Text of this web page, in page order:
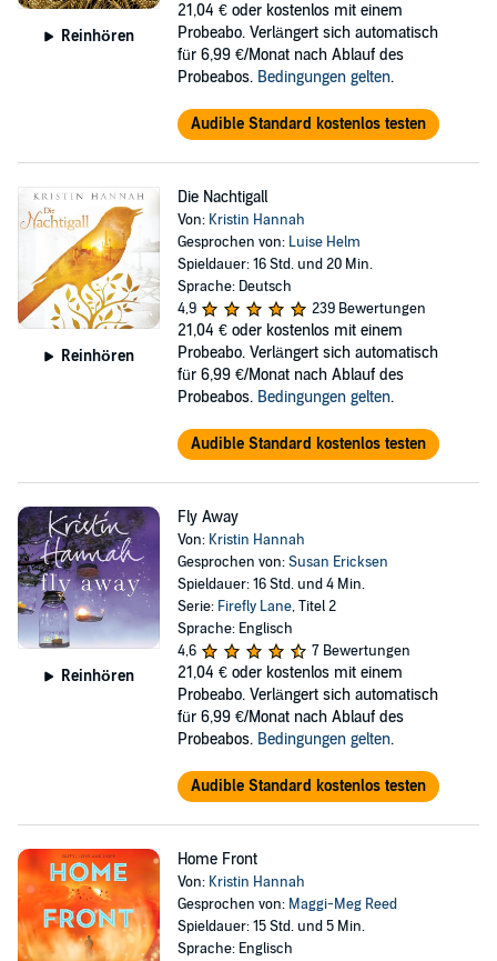
Reinhören
21,04 € oder kostenlos mit einem
Probeabo. Verlängert sich automatisch
für 6,99 €/Monat nach Ablauf des
Probeabos. Bedingungen gelten.
Audible Standard kostenlos testen
Reinhören
Die Nachtigall
Von: Kristin Hannah
Gesprochen von: Luise Helm
Spieldauer: 16 Std. und 20 Min.
Sprache: Deutsch
4,9
239 Bewertungen
21,04 € oder kostenlos mit einem
Probeabo. Verlängert sich automatisch
für 6,99 €/Monat nach Ablauf des
Probeabos. Bedingungen gelten.
Audible Standard kostenlos testen
Reinhören
Fly Away
Von: Kristin Hannah
Gesprochen von:Susan Ericksen
Spieldauer: 16 Std. und 4 Min.
Serie: Firefly Lane, Titel 2
Sprache: Englisch
4,6
7 Bewertungen
21,04 € oder kostenlos mit einem
Probeabo. Verlängert sich automatisch
für 6,99 €/Monat nach Ablauf des
Probeabos. Bedingungen gelten.
Audible Standard kostenlos testen
Home Front
Von: Kristin Hannah
Gesprochen von: Maggi-Meg Reed
Spieldauer: 15 Std. und 5 Min.
Sprache: Englisch